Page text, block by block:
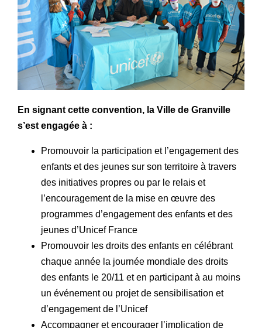
En signant cette convention, la Ville de Granville
s’est engagée à :
Promouvoir la participation et l’engagement des
enfants et des jeunes sur son territoire à travers
des initiatives propres ou par le relais et
l’encouragement de la mise en œuvre des
programmes d’engagement des enfants et des
jeunes d’Unicef France
Promouvoir les droits des enfants en célébrant
chaque année la journée mondiale des droits
des enfants le 20/11 et en participant à au moins
un événement ou projet de sensibilisation et
d’engagement de l’Unicef
Accompagner et encourager l’implication de